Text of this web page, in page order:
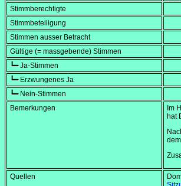
Stimmberechtigte
Stimmbeteiligung
Stimmen ausser Betracht
Gültige (= massgebende) Stimmen
┗━ Ja-Stimmen
┗━ Erzwungenes Ja
┗━ Nein-Stimmen
Bemerkungen
Im
hat
Quellen